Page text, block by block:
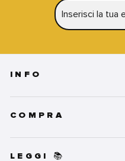
INFO
COMPRA
LEGGI 📚